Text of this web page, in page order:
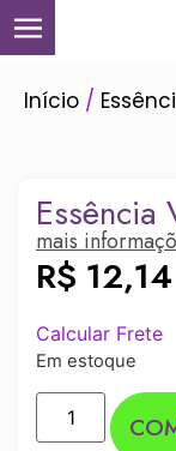
Início /
Essência
mais
R$ 12,14
Calcular Frete
Em estoque